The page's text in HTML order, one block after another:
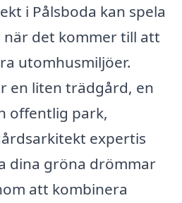
i Pålsboda kan spela
det kommer till att
utomhusmiljöer.
en liten trädgård, en
offentlig park,
expertis
dina gröna drömmar
att kombinera